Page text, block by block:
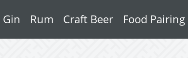
Gin Rum Craft Beer Food Pairing